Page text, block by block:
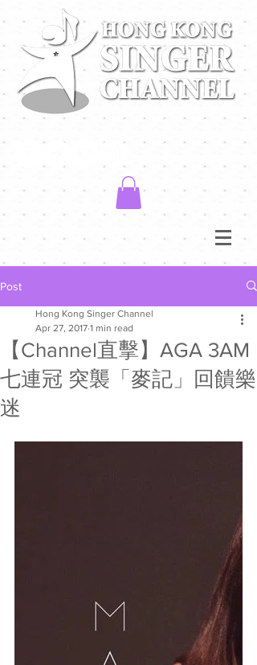
Post
【Channel直擊】AGA 3AM
七連冠 突襲「麥記」回饋樂
迷
Hong Kong Singer Channel
Apr 27, 2017 1 min read